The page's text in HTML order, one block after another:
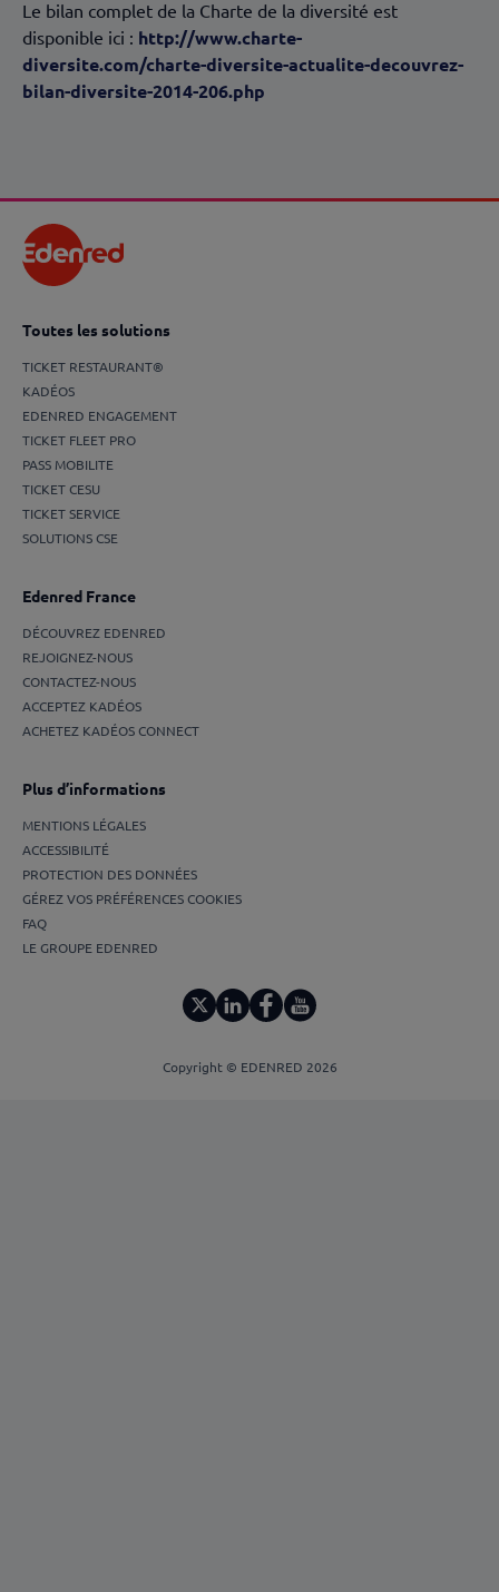
Le bilan complet de la Charte de la diversité est
disponible ici : http://www.charte-
diversite.com/charte-diversite-actualite-decouvrez-
bilan-diversite-2014-206.php
Toutes les solutions
TICKET RESTAURANT®
KADÉOS
EDENRED ENGAGEMENT
TICKET FLEET PRO
PASS MOBILITE
TICKET CESU
TICKET SERVICE
SOLUTIONS CSE
Edenred France
DÉCOUVREZ EDENRED
REJOIGNEZ-NOUS
CONTACTEZ-NOUS
ACCEPTEZ KADÉOS
ACHETEZ KADÉOS CONNECT
Plus d’informations
MENTIONS LÉGALES
ACCESSIBILITÉ
PROTECTION DES DONNÉES
GÉREZ VOS PRÉFÉRENCES COOKIES
FAQ
LE GROUPE EDENRED
Copyright © EDENRED 2026